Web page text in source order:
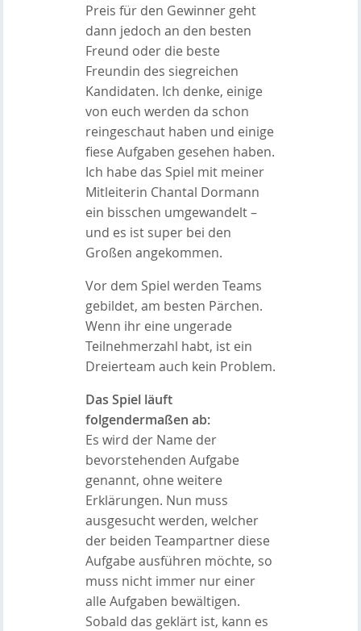
Preis für den Gewinner geht
dann jedoch an den besten
Freund oder die beste
Freundin des siegreichen
Kandidaten. Ich denke, einige
von euch werden da schon
reingeschaut haben und einige
fiese Aufgaben gesehen haben.
Ich habe das Spiel mit meiner
Mitleiterin Chantal Dormann
ein bisschen umgewandelt –
und es ist super bei den
Großen angekommen.
Vor dem Spiel werden Teams
gebildet, am besten Pärchen.
Wenn ihr eine ungerade
Teilnehmerzahl habt, ist ein
Dreierteam auch kein Problem.
Das Spiel läuft
folgendermaßen ab:
Es wird der Name der
bevorstehenden Aufgabe
genannt, ohne weitere
Erklärungen. Nun muss
ausgesucht werden, welcher
der beiden Teampartner diese
Aufgabe ausführen möchte, so
muss nicht immer nur einer
alle Aufgaben bewältigen.
Sobald das geklärt ist, kann es